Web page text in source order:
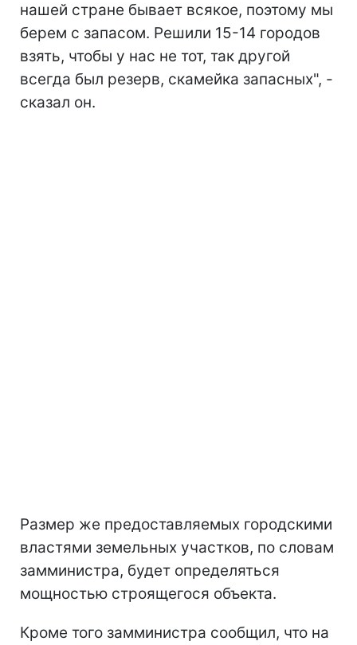
нашей стране бывает всякое, поэтому мы
берем с запасом. Решили 15-14 городов
взять, чтобы у нас не тот, так другой
всегда был резерв, скамейка запасных", -
сказал он.
Размер же предоставляемых городскими
властями земельных участков, по словам
замминистра, будет определяться
мощностью строящегося объекта.
Кроме того замминистра сообщил, что на